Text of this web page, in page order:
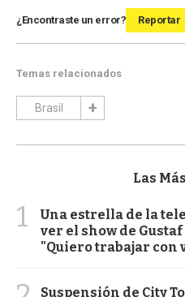
¿Encontraste un error? Reportar
Temas relacionados
Brasil
Las
1
Una estrella de la
ver el show de
"Quiero trabajar con
Suspensión de City